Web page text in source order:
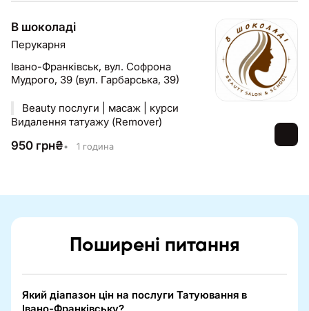
В шоколаді
Перукарня
Івано-Франківськ, вул. Софрона
Мудрого, 39 (вул. Гарбарська, 39)
Beauty послуги | масаж | курси
Видалення татуажу (Remover)
950 грн₴• 1 година
Поширені питання
Який діапазон цін на послуги Татуювання в